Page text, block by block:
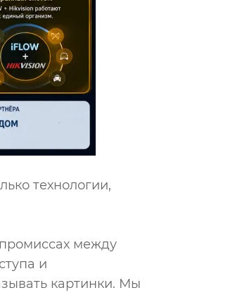
технологии,
между
и
картинки. Мы